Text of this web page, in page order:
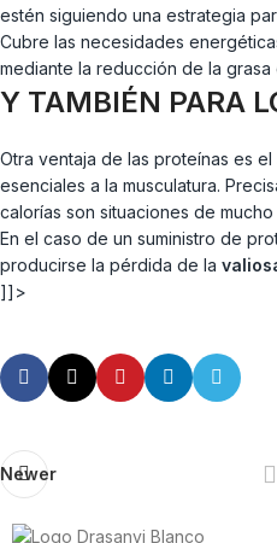
estén siguiendo una estrategia
Cubre las necesidades
mediante la reducción de la grasa
Y TAMBIÉN PARA
Otra ventaja de las proteínas es
esenciales a la musculatura.
calorías son situaciones de
En el caso de un suministro de
producirse la pérdida de la
]]>
Newer